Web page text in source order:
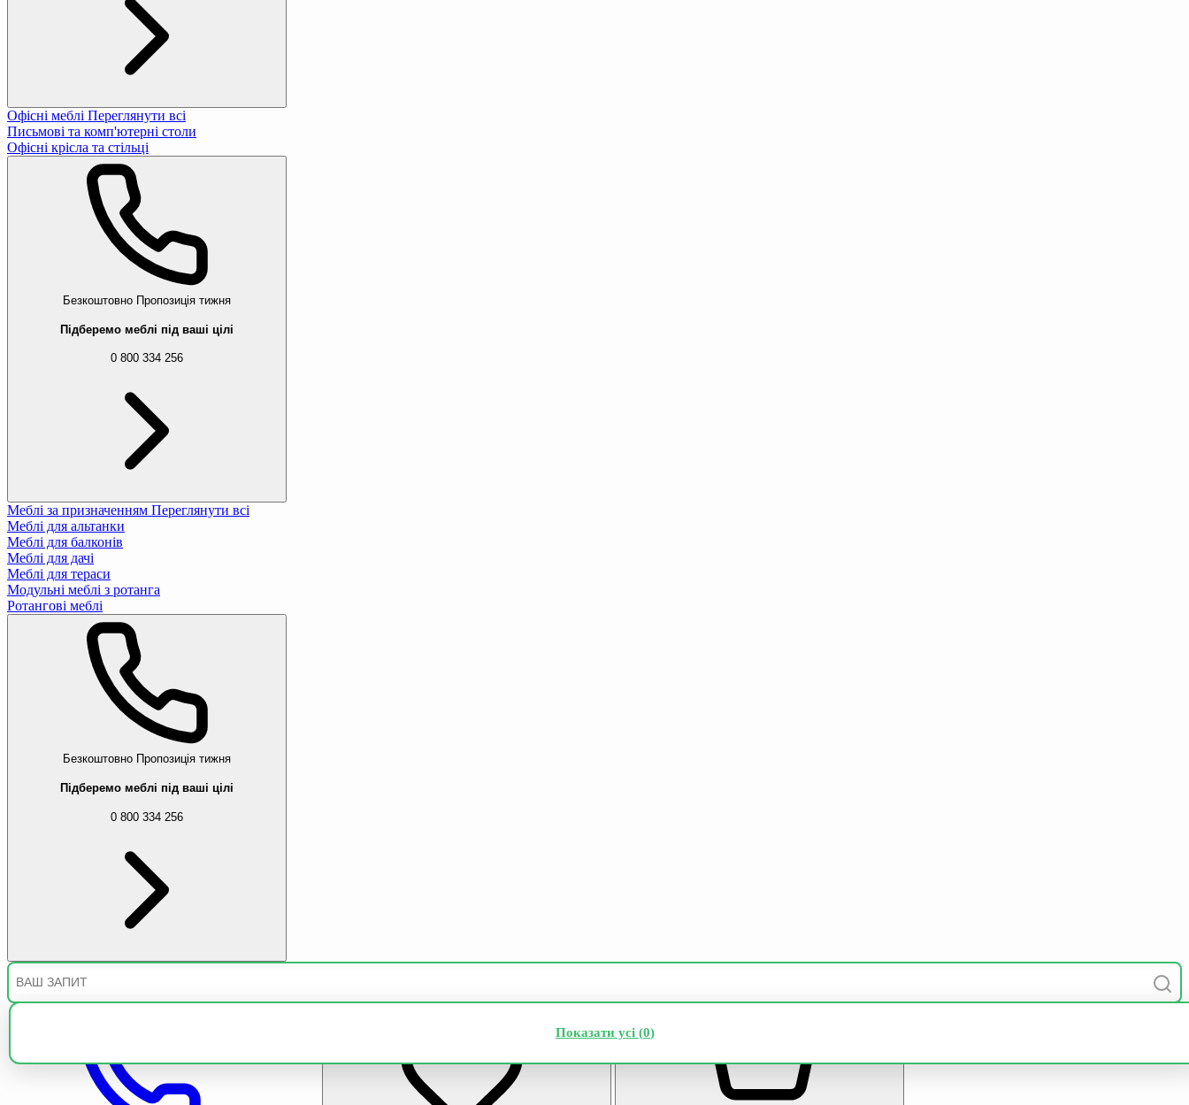
Офісні меблі Переглянути всі
Письмові та комп'ютерні столи
Офісні крісла та стільці
Безкоштовно Пропозиція тижня
Підберемо меблі під ваші цілі
0 800 334 256
Меблі за призначенням Переглянути всі
Меблі для альтанки
Меблі для балконів
Меблі для дачі
Меблі для тераси
Модульні меблі з ротанга
Ротангові меблі
Безкоштовно Пропозиція тижня
Підберемо меблі під ваші цілі
0 800 334 256
Показати усі (0
Вибачте, даний товар відсутній на складі
Ми підібрали для вас схожі товари
Килимок туристичний Outtec EVA 6 мм одношаровий з стяжками блакитний
248 ₴389 ₴
1 458 ₴